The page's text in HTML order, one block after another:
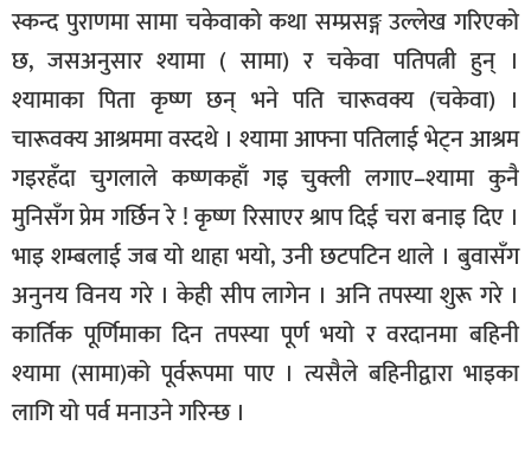
स्कन्द पुराणमा सामा चकेवाको कथा सम्प्रसङ्ग उल्लेख गरिएको
छ, जसअनुसार श्यामा ( सामा) र चकेवा पतिपत्नी हुन् ।
श्यामाका पिता कृष्ण छन् भने पति चारूवक्य (चकेवा) ।
चारूवक्य आश्रममा वस्दथे । श्यामा आफ्ना पतिलाई भेट्न आश्रम
गइरहँदा चुगलाले कष्णकहाँ गइ चुक्ली लगाए–श्यामा कुनै
मुनिसँग प्रेम गर्छिन रे ! कृष्ण रिसाएर श्राप दिई चरा बनाइ दिए ।
भाइ शम्बलाई जब यो थाहा भयो, उनी छटपटिन थाले । बुवासँग
अनुनय विनय गरे । केही सीप लागेन । अनि तपस्या शुरू गरे ।
कार्तिक पूर्णिमाका दिन तपस्या पूर्ण भयो र वरदानमा बहिनी
श्यामा (सामा)को पूर्वरूपमा पाए । त्यसैले बहिनीद्वारा भाइका
लागि यो पर्व मनाउने गरिन्छ ।